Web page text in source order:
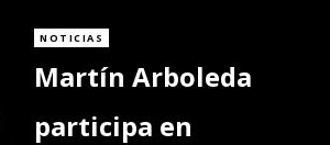
NOTICIAS
Martín Arboleda
participa en